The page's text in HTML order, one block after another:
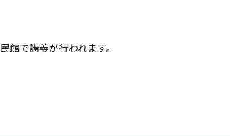
で講義が行われます。